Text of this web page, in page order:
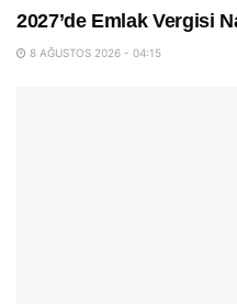
2027’de Emlak Vergisi
8 AĞUSTOS 2026 - 04:15